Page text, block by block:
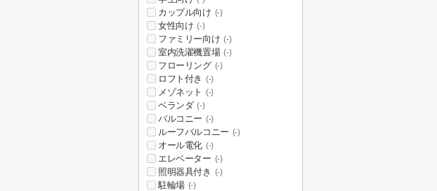
カップル向け (-)
女性向け (-)
ファミリー向け (-)
室内洗濯機置場 (-)
フローリング (-)
ロフト付き (-)
メゾネット (-)
ベランダ (-)
バルコニー (-)
ルーフバルコニー (-)
オール電化 (-)
エレベーター (-)
照明器具付き (-)
駐輪場 (-)